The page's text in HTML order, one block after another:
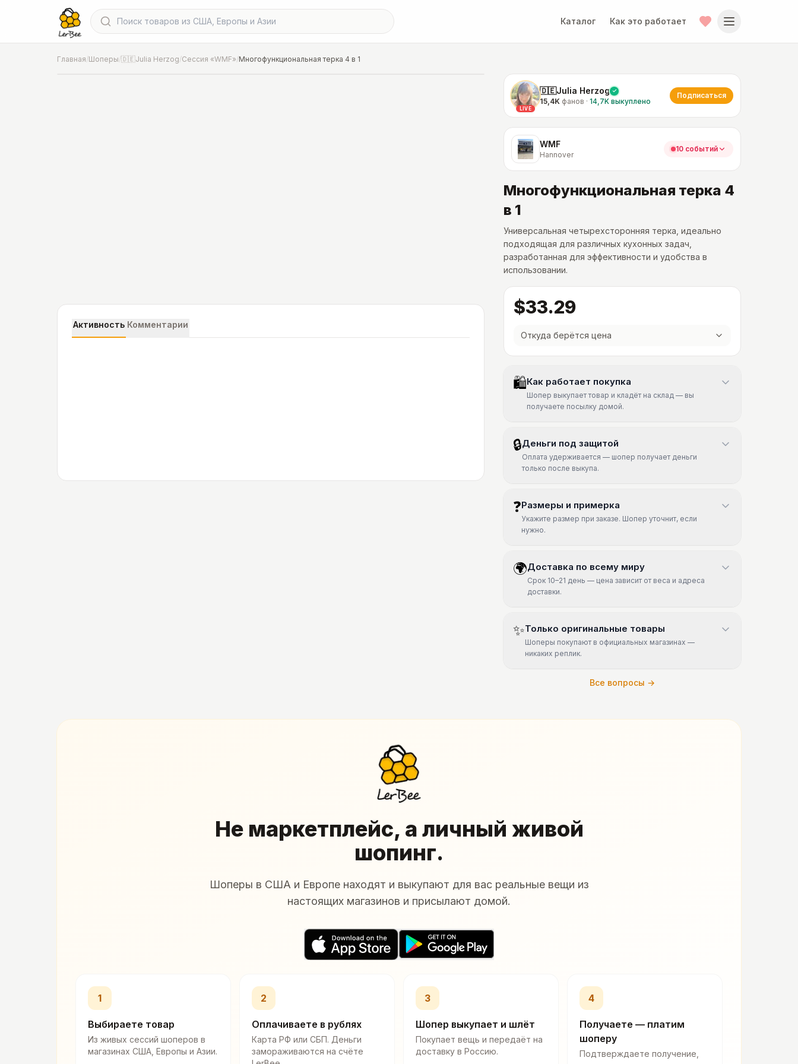
Каталог Как это работает
Главная/Шоперы/🇩🇪Julia Herzog/Сессия «WMF»/Многофункциональная терка 4 в 1
LIVE
🇩🇪Julia Herzog
15,4K фанов · 14,7K выкуплено
Подписаться
WMF
Hannover
10 событий
Многофункциональная терка 4
в 1
Универсальная четырехсторонняя терка, идеально
подходящая для различных кухонных задач,
разработанная для эффективности и удобства в
использовании.
$33.29
Откуда берётся цена
🛍Как работает покупка
Шопер выкупает товар и кладёт на склад — вы
получаете посылку домой.
🔒Деньги под защитой
Оплата удерживается — шопер получает деньги
только после выкупа.
❓Размеры и примерка
Укажите размер при заказе. Шопер уточнит, если
нужно.
🌍Доставка по всему миру
Срок 10–21 день — цена зависит от веса и адреса
доставки.
✨Только оригинальные товары
Шоперы покупают в официальных магазинах —
никаких реплик.
Все вопросы →
Активность Комментарии
Не маркетплейс, а личный живой
шопинг.
Шоперы в США и Европе находят и выкупают для вас реальные вещи из
настоящих магазинов и присылают домой.
1
Выбираете товар
Из живых сессий шоперов в
магазинах США, Европы и Азии.
2
Оплачиваете в рублях
Карта РФ или СБП. Деньги
замораживаются на счёте
3
Шопер выкупает и шлёт
Покупает вещь и передаёт на
доставку в Россию.
4
Получаете — платим
шоперу
Подтверждаете получение,